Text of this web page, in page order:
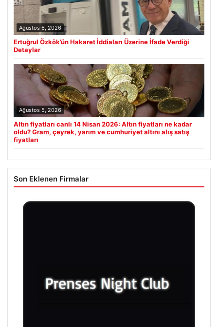
Ağustos 6, 2026
Ertuğrul Özkök’ün Hakaret İddiaları Üzerine İfade Verdiği
Detaylar
Ağustos 5, 2026
Altın fiyatları canlı 14 Nisan 2026: Altın fiyatları ne kadar
oldu? Gram, çeyrek, yarım ve cumhuriyet altını alış satış
fiyatları
Son Eklenen Firmalar